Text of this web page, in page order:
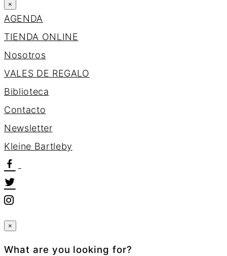
×
AGENDA
TIENDA ONLINE
Nosotros
VALES DE REGALO
Biblioteca
Contacto
Newsletter
Kleine Bartleby
×
What are you looking for?